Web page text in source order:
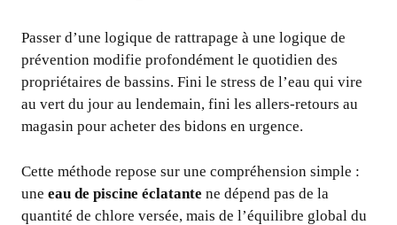
Passer d’une logique de rattrapage à une logique de
prévention modifie profondément le quotidien des
propriétaires de bassins. Fini le stress de l’eau qui vire
au vert du jour au lendemain, fini les allers-retours au
magasin pour acheter des bidons en urgence.
Cette méthode repose sur une compréhension simple :
une eau de piscine éclatante ne dépend pas de la
quantité de chlore versée, mais de l’équilibre global du